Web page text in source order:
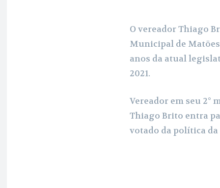
O vereador Thiago
Municipal de
anos da atual
2021.
Vereador em seu 2°
Thiago Brito entra
votado da política da